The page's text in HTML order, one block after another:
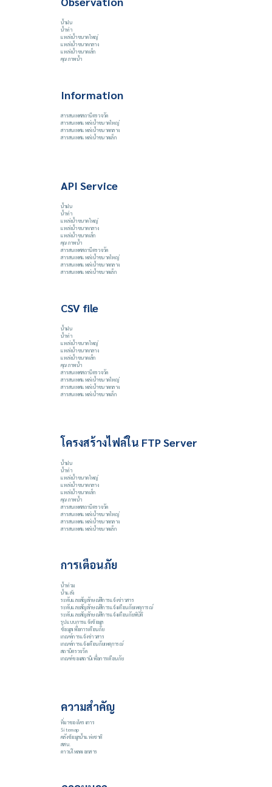
น้ำฝน
น้ำท่า
แหล่งน้ำขนาดใหญ่
แหล่งน้ำขนาดกลาง
แหล่งน้ำขนาดเล็ก
คุณภาพน้ำ
Information
สารสนเทศสถานีตรวจวัด
สารสนเทศแหล่งน้ำขนาดใหญ่
สารสนเทศแหล่งน้ำขนาดกลาง
สารสนเทศแหล่งน้ำขนาดเล็ก
API Service
น้ำฝน
น้ำท่า
แหล่งน้ำขนาดใหญ่
แหล่งน้ำขนาดกลาง
แหล่งน้ำขนาดเล็ก
คุณภาพน้ำ
สารสนเทศสถานีตรวจวัด
สารสนเทศแหล่งน้ำขนาดใหญ่
สารสนเทศแหล่งน้ำขนาดกลาง
สารสนเทศแหล่งน้ำขนาดเล็ก
CSV file
น้ำฝน
น้ำท่า
แหล่งน้ำขนาดใหญ่
แหล่งน้ำขนาดกลาง
แหล่งน้ำขนาดเล็ก
คุณภาพน้ำ
สารสนเทศสถานีตรวจวัด
สารสนเทศแหล่งน้ำขนาดใหญ่
สารสนเทศแหล่งน้ำขนาดกลาง
สารสนเทศแหล่งน้ำขนาดเล็ก
โครงสร้างไฟล์ใน FTP Server
น้ำฝน
น้ำท่า
แหล่งน้ำขนาดใหญ่
แหล่งน้ำขนาดกลาง
แหล่งน้ำขนาดเล็ก
คุณภาพน้ำ
สารสนเทศสถานีตรวจวัด
สารสนเทศแหล่งน้ำขนาดใหญ่
สารสนเทศแหล่งน้ำขนาดกลาง
สารสนเทศแหล่งน้ำขนาดเล็ก
การเตือนภัย
น้ำท่วม
น้ำแล้ง
ระดับและสัญลักษณ์สีการแจ้งข่าวสาร
ระดับและสัญลักษณ์สีการแจ้งเตือนภัยเหตุการณ์
ระดับและสัญลักษณ์สีการแจ้งเตือนภัยพิบัติ
รูปแบบการแจ้งข้อมูล
ข้อมูลเพื่อการเตือนภัย
เกณฑ์การแจ้งข่าวสาร
เกณฑ์การแจ้งเตือนภัยเหตุการณ์
สถานีตรวจวัด
เกณฑ์ของสถานีเพื่อการเตือนภัย
ความสำคัญ
ที่มาของโครงการ
Sitemap
คลังข้อมูลน้ำแห่งชาติ
สสน.
ดาวน์โหลดเอกสาร